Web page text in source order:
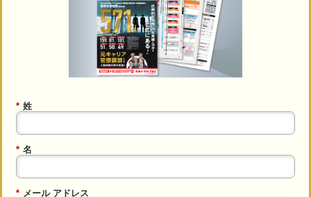
* 姓
* 名
* メール アドレス